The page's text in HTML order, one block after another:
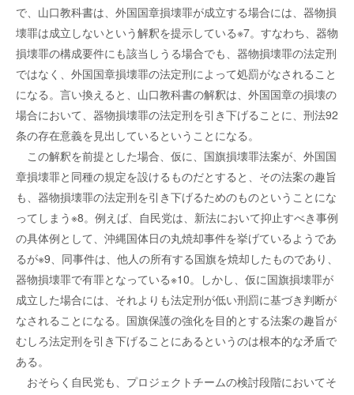
で、山口教科書は、外国国章損壊罪が成立する場合には、器物損
壊罪は成立しないという解釈を提示している※7。すなわち、器物
損壊罪の構成要件にも該当しうる場合でも、器物損壊罪の法定刑
ではなく、外国国章損壊罪の法定刑によって処罰がなされること
になる。言い換えると、山口教科書の解釈は、外国国章の損壊の
場合において、器物損壊罪の法定刑を引き下げることに、刑法92
条の存在意義を見出しているということになる。
この解釈を前提とした場合、仮に、国旗損壊罪法案が、外国国
章損壊罪と同種の規定を設けるものだとすると、その法案の趣旨
も、器物損壊罪の法定刑を引き下げるためのものということにな
ってしまう※8。例えば、自民党は、新法において抑止すべき事例
の具体例として、沖縄国体日の丸焼却事件を挙げているようであ
るが※9、同事件は、他人の所有する国旗を焼却したものであり、
器物損壊罪で有罪となっている※10。しかし、仮に国旗損壊罪が
成立した場合には、それよりも法定刑が低い刑罰に基づき判断が
なされることになる。国旗保護の強化を目的とする法案の趣旨が
むしろ法定刑を引き下げることにあるというのは根本的な矛盾で
ある。
おそらく自民党も、プロジェクトチームの検討段階においてそ